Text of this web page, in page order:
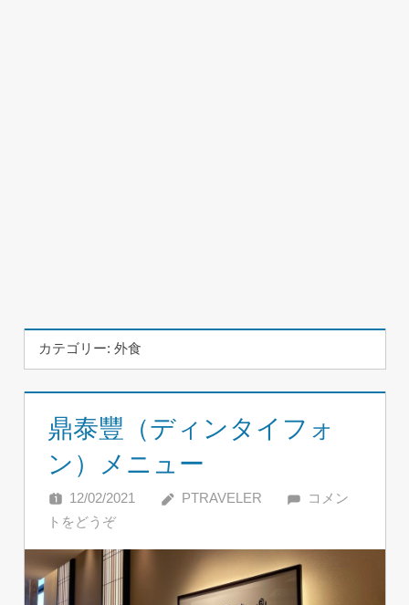
カテゴリー: 外食
鼎泰豐（ディンタイフォ
ン）メニュー
12/02/2021 PTRAVELER
コメン
トをどうぞ